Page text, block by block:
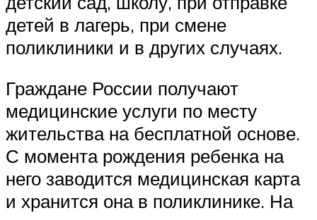
детей в лагерь, при смене
поликлиники и в других случаях.
Граждане России получают
медицинские услуги по месту
жительства на бесплатной основе.
С момента рождения ребенка на
него заводится медицинская карта
и хранится она в поликлинике. На